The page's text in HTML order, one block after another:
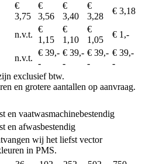
€
3,75
€
3,56
€
3,40
€
3,28
€ 3,18
n.v.t.
€
1,15
€
1,10
€
1,05
€ 1,-
n.v.t.
€ 39,-
-
€ 39,-
-
€ 39,-
-
€ 39,-
-
exclusief btw.
en grotere aantallen op aanvraag.
en vaatwasmachinebestendig
en afwasbestendig
wij het liefst vector
in PMS.